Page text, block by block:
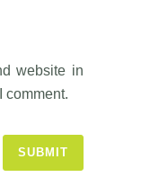
website in
comment.